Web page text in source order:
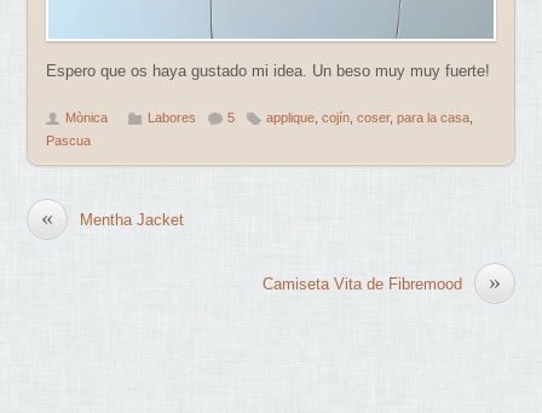
Espero que os haya gustado mi idea. Un beso muy muy fuerte!
Mònica Labores 5 applique ,cojín ,coser,para la casa
Pascua
« Mentha Jacket
»
Camiseta Vita de Fibremood